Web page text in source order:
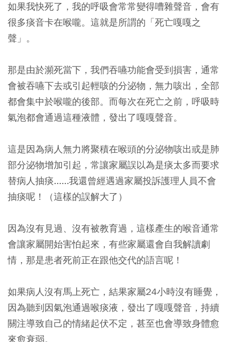
如果我快死了，我的呼吸會常常變得嘈雜聲音，會有
很多痰音卡在喉嚨。這就是所謂的 「死亡嘎嘎之
聲」 。
那是由於瀕死當下，我們吞嚥功能會受到損害，通常
會被吞嚥下去或引起輕咳的分泌物，無力咳出，全部
都會集中於喉嚨的後部。而每次在死亡之前，呼吸時
氣泡都會通過這種液體，發出了嘎嘎聲音。
這是因為病人無力將聚積在喉頭的分泌物咳出或是肺
部分泌物增加引起，常讓家屬誤以為是痰太多而要求
替病人抽痰......我還曾經遇過家屬投訴護理人員不會
抽痰呢！（這樣的誤解大了）
因為沒有見過、沒有被教育過，這樣產生的喉音通常
會讓家屬開始害怕起來，有些家屬還會自我解讀劇
情，那是患者死前正在跟他交代的語言呢！
如果病人沒有馬上死亡，結果家屬24小時沒有睡覺，
因為聽到因氣泡通過喉痰液，發出了嘎嘎聲音，持續
關注導致自己的情緒起伏不定，甚至也會導致身體愈
來愈衰弱。